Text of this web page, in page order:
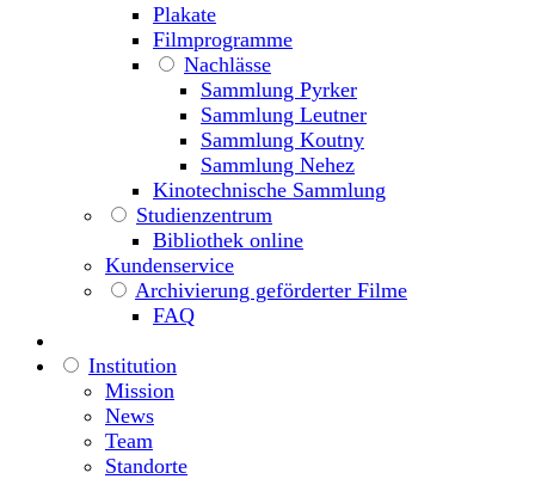
Plakate
Filmprogramme
Nachlässe
Sammlung Pyrker
Sammlung Leutner
Sammlung Koutny
Sammlung Nehez
Kinotechnische Sammlung
Studienzentrum
Bibliothek online
Kundenservice
Archivierung geförderter Filme
FAQ
Institution
Mission
News
Team
Standorte